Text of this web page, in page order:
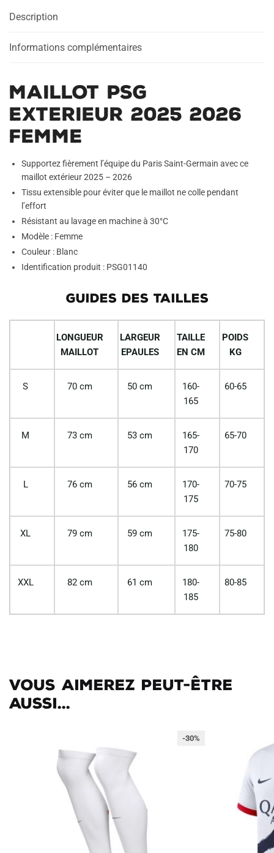
Femme
Description
Informations complémentaires
Maillot PSG
Exterieur 2025 2026
Femme
Supportez fièrement l’équipe du Paris Saint-Germain avec ce
maillot extérieur 2025 – 2026
Tissu extensible pour éviter que le maillot ne colle pendant
l’effort
Résistant au lavage en machine à 30°C
Modèle : Femme
Couleur : Blanc
Identification produit : PSG01140
GUIDES DES TAILLES
LONGUEUR
MAILLOT
LARGEUR
EPAULES
TAILLE
EN CM
POIDS
KG
S 70 cm 50 cm
160-
165
60-65
M 73 cm 53 cm
165-
170
65-70
L 76 cm 56 cm
170-
175
70-75
XL 79 cm 59 cm
175-
180
75-80
XXL 82 cm 61 cm
180-
185
80-85
Vous aimerez peut-être
aussi...
-30%